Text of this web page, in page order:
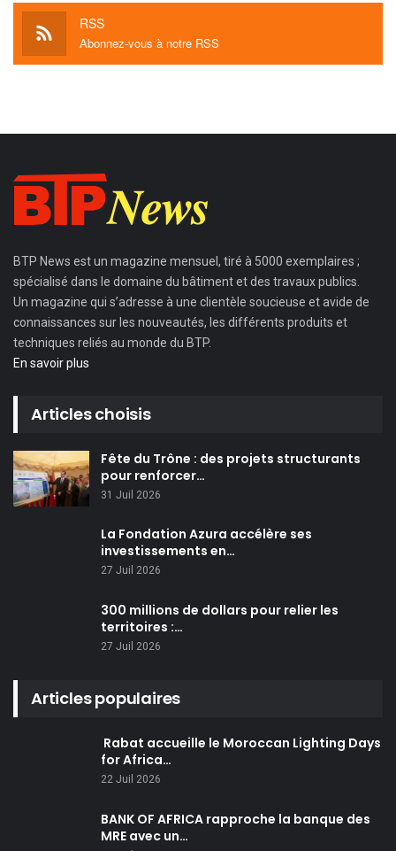
RSS
Abonnez-vous à notre RSS
BTP News est un magazine mensuel, tiré à 5000 exemplaires ;
spécialisé dans le domaine du bâtiment et des travaux publics.
Un magazine qui s’adresse à une clientèle soucieuse et avide de
connaissances sur les nouveautés, les différents produits et
techniques reliés au monde du BTP.
En savoir plus
Articles choisis
Fête du Trône : des projets structurants
pour renforcer…
31 Juil 2026
La Fondation Azura accélère ses
investissements en…
27 Juil 2026
300 millions de dollars pour relier les
territoires :…
27 Juil 2026
Articles populaires
Rabat accueille le Moroccan Lighting Days
for Africa…
22 Juil 2026
BANK OF AFRICA rapproche la banque des
MRE avec un…